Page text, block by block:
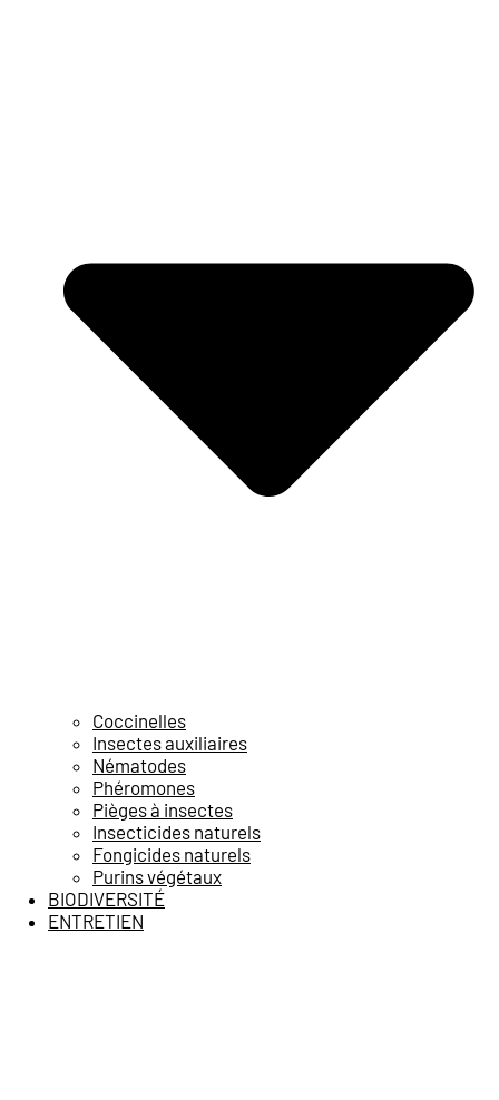
Coccinelles
Insectes auxiliaires
Nématodes
Phéromones
Pièges à insectes
Insecticides naturels
Fongicides naturels
Purins végétaux
BIODIVERSITÉ
ENTRETIEN